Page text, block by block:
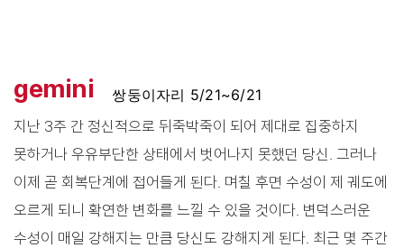
gemini
쌍둥이자리 5/21~6/21
지난 3주 간 정신적으로 뒤죽박죽이 되어 제대로 집중하지
못하거나 우유부단한 상태에서 벗어나지 못했던 당신. 그러나
이제 곧 회복단계에 접어들게 된다. 며칠 후면 수성이 제 궤도에
오르게 되니 확연한 변화를 느낄 수 있을 것이다. 변덕스러운
수성이 매일 강해지는 만큼 당신도 강해지게 된다. 최근 몇 주간